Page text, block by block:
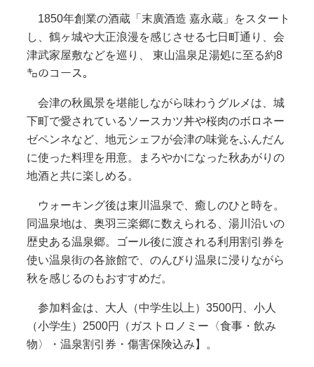
1850年創業の酒蔵「末廣酒造 嘉永蔵」をスタート
し、鶴ヶ城や大正浪漫を感じさせる七日町通り、会
津武家屋敷などを巡り、 東山温泉足湯処に至る約8
㌔のコース。
会津の秋風景を堪能しながら味わうグルメは、城
下町で愛されているソースカツ丼や桜肉のボロネー
ゼペンネなど、地元シェフが会津の味覚をふんだん
に使った料理を用意。まろやかになった秋あがりの
地酒と共に楽しめる。
ウォーキング後は東川温泉で、癒しのひと時を。
同温泉地は、奥羽三楽郷に数えられる、湯川沿いの
歴史ある温泉郷。ゴール後に渡される利用割引券を
使い温泉街の各旅館で、のんびり温泉に浸りながら
秋を感じるのもおすすめだ。
参加料金は、大人（中学生以上）3500円、小人
（小学生）2500円（ガストロノミー〈食事・飲み
物〉・温泉割引券・傷害保険込み】。